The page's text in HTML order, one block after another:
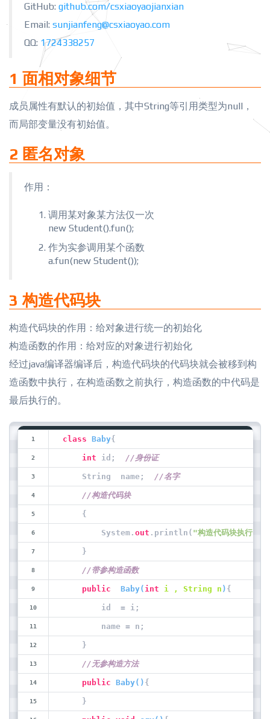
GitHub: github.com/csxiaoyaojianxian
Email: sunjianfeng@csxiaoyao.com
QQ: 1724338257
1 面相对象细节
成员属性有默认的初始值，其中String等引用类型为null，
而局部变量没有初始值。
2 匿名对象
作用：
调用某对象某方法仅一次
new Student().fun();
作为实参调用某个函数
a.fun(new Student());
3 构造代码块
构造代码块的作用：给对象进行统一的初始化
构造函数的作用：给对应的对象进行初始化
经过java编译器编译后，构造代码块的代码块就会被移到构
造函数中执行，在构造函数之前执行，构造函数的中代码是
最后执行的。
class Baby{
int id; //身份证
    String  name;
//名字
//构造代码块
    {
        System.
out .println( "构造代码块执行
    }
//带参构造函数
public Baby( int i , String n ) {
        id  = i;
        name = n;
    }
//无参构造方法
public Baby( ) {
    }